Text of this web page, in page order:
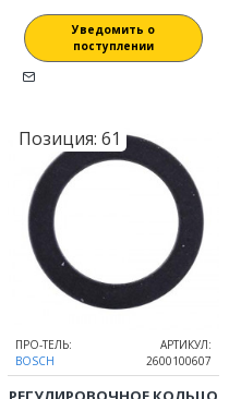
Уведомить о
поступлении
Позиция: 61
ПРО-ТЕЛЬ:
BOSCH
АРТИКУЛ:
2600100607